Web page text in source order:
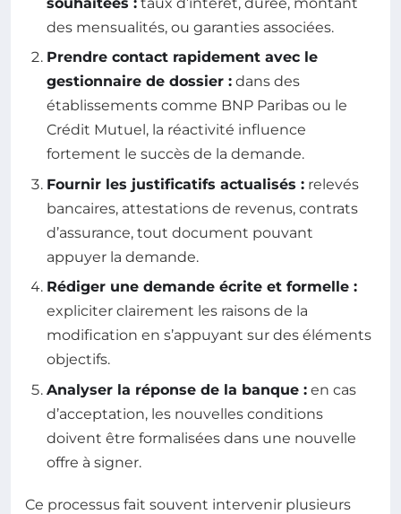
des mensualités, ou garanties associées.
Prendre contact rapidement avec le
gestionnaire de dossier : dans des
établissements comme BNP Paribas ou le
Crédit Mutuel, la réactivité influence
fortement le succès de la demande.
Fournir les justificatifs actualisés : relevés
bancaires, attestations de revenus, contrats
d’assurance, tout document pouvant
appuyer la demande.
Rédiger une demande écrite et formelle :
expliciter clairement les raisons de la
modification en s’appuyant sur des éléments
objectifs.
Analyser la réponse de la banque : en cas
d’acceptation, les nouvelles conditions
doivent être formalisées dans une nouvelle
offre à signer.
Ce processus fait souvent intervenir plusieurs